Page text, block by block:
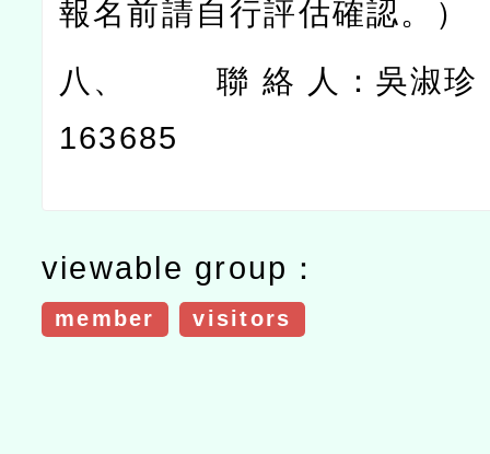
報名前請自行評估確認。）
八、
聯 絡 人：吳淑珍
163685
viewable group：
member visitors